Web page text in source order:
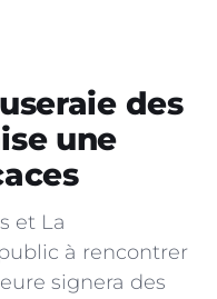
des
une
et La
à rencontrer
signera des